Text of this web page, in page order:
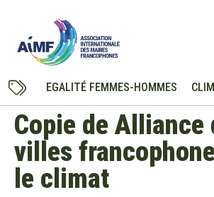
EGALITÉ FEMMES-HOMMES
Copie de Alliance
villes
le climat